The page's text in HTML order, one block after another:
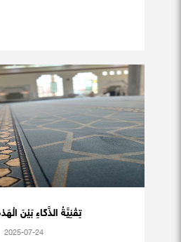
تِقْنِيَّةُ الذَّكَاءِ بَيْنَ
2025-07-24